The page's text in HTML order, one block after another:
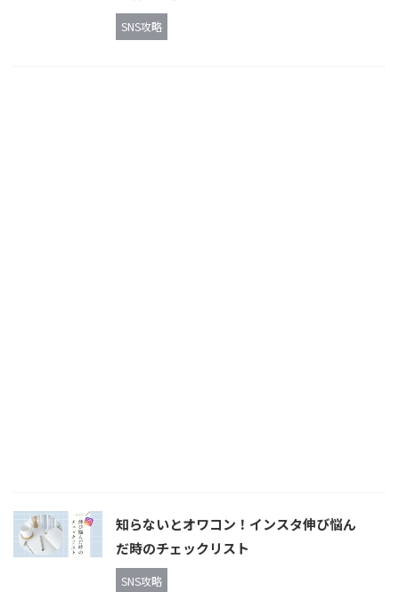
SNS攻略
知らないとオワコン！インスタ伸び悩ん
だ時のチェックリスト
SNS攻略